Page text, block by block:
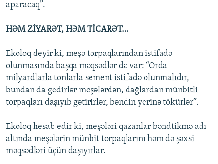
aparacaq”.
HƏM ZİYARƏT, HƏM TİCARƏT...
Ekoloq deyir ki, meşə torpaqlarından istifadə
olunmasında başqa məqsədlər də var: “Orda
milyardlarla tonlarla sement istifadə olunmalıdır,
bundan da gedirlər meşələrdən, dağlardan münbitli
torpaqları daşıyıb gətirirlər, bəndin yerinə tökürlər”.
Ekoloq hesab edir ki, meşələri qazanlar bəndtikmə adı
altında meşələrin münbit torpaqlarını həm də şəxsi
məqsədləri üçün daşıyırlar.